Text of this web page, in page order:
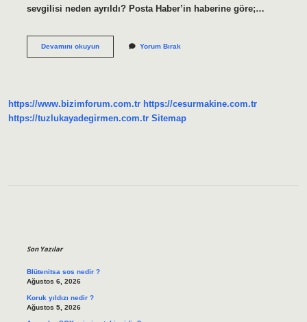
sevgilisi neden ayrıldı? Posta Haber’in haberine göre;…
Devamını okuyunDeniz
Sevgili
Yorum Bırak
https://www.bizimforum.com.tr https://cesurmakine.com.tr
https://tuzlukayadegirmen.com.tr Sitemap
Son Yazılar
Blütenitsa sos nedir ?
Ağustos 6, 2026
Koruk yıldızı nedir ?
Ağustos 5, 2026